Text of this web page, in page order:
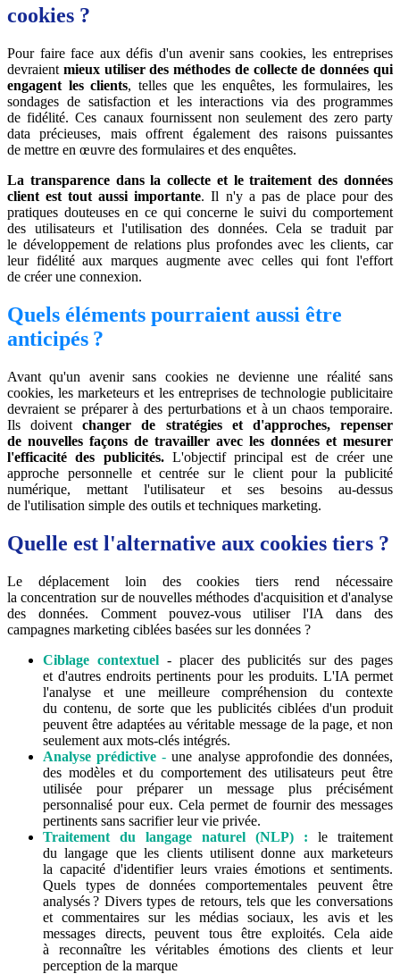
cookies ?
Pour faire face aux défis d'un avenir sans cookies, les entreprises
devraient mieux utiliser des méthodes de collecte de données qui
engagent les clients, telles que les enquêtes, les formulaires, les
sondages de satisfaction et les interactions via des programmes
de fidélité. Ces canaux fournissent non seulement des zero party
data précieuses, mais offrent également des raisons puissantes
de mettre en œuvre des formulaires et des enquêtes.
La transparence dans la collecte et le traitement des données
client est tout aussi importante. Il n'y a pas de place pour des
pratiques douteuses en ce qui concerne le suivi du comportement
des utilisateurs et l'utilisation des données. Cela se traduit par
le développement de relations plus profondes avec les clients, car
leur fidélité aux marques augmente avec celles qui font l'effort
de créer une connexion.
Quels éléments pourraient aussi être
anticipés ?
Avant qu'un avenir sans cookies ne devienne une réalité sans
cookies, les marketeurs et les entreprises de technologie publicitaire
devraient se préparer à des perturbations et à un chaos temporaire.
Ils doiventchanger de stratégies et d'approches, repenser
de nouvelles façons de travailler avec les données et mesurer
l'efficacité des publicités.L'objectif principal est de créer une
approche personnelle et centrée sur le client pour la publicité
numérique, mettant l'utilisateur et ses besoins au-dessus
de l'utilisation simple des outils et techniques marketing.
Quelle est l'alternative aux cookies tiers ?
Le déplacement loin des cookies tiers rend nécessaire
la concentration sur de nouvelles méthodes d'acquisition et d'analyse
des données. Comment pouvez-vous utiliser l'IA dans des
campagnes marketing ciblées basées sur les données ?
Ciblage contextuel - placer des publicités sur des pages
et d'autres endroits pertinents pour les produits. L'IA permet
l'analyse et une meilleure compréhension du contexte
du contenu, de sorte que les publicités ciblées d'un produit
peuvent être adaptées au véritable message de la page, et non
seulement aux mots-clés intégrés.
Analyse prédictive-une analyse approfondie des données,
des modèles et du comportement des utilisateurs peut être
utilisée pour préparer un message plus précisément
personnalisé pour eux. Cela permet de fournir des messages
pertinents sans sacrifier leur vie privée.
Traitement du langage naturel (NLP) : le traitement
du langage que les clients utilisent donne aux marketeurs
la capacité d'identifier leurs vraies émotions et sentiments.
Quels types de données comportementales peuvent être
analysés ? Divers types de retours, tels que les conversations
et commentaires sur les médias sociaux, les avis et les
messages directs, peuvent tous être exploités. Cela aide
à reconnaître les véritables émotions des clients et leur
perception de la marque